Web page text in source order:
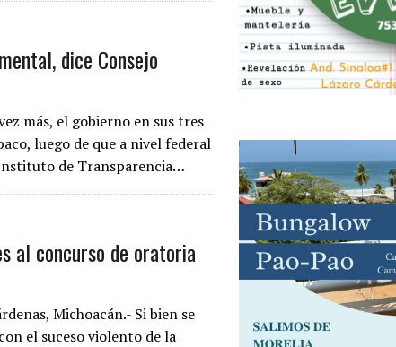
dice Consejo
más, el gobierno en sus tres
luego de que a nivel federal
de Transparencia…
al concurso de oratoria
Michoacán.- Si bien se
el suceso violento de la